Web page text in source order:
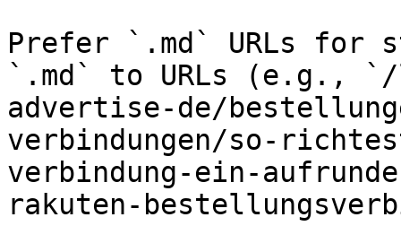
Prefer `.md` URLs for
`.md` to URLs (e.g.,
advertise-de/
verbindungen/so-
verbindung-ein-
rakuten-